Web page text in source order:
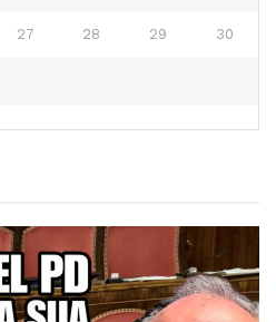
27 28 29 30